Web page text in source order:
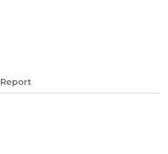
Report